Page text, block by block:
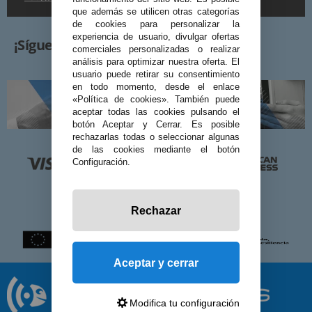
¡Síguenos!
que además se utilicen otras categorías
de cookies para personalizar la
experiencia de usuario, divulgar ofertas
comerciales personalizadas o realizar
análisis para optimizar nuestra oferta. El
usuario puede retirar su consentimiento
en todo momento, desde el enlace
«Política de cookies». También puede
aceptar todas las cookies pulsando el
botón Aceptar y Cerrar. Es posible
rechazarlas todas o seleccionar algunas
de las cookies mediante el botón
Configuración.
Rechazar
Aceptar y cerrar
Modifica tu configuración